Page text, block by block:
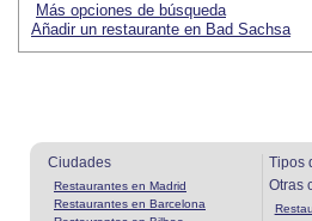
Más opciones de búsqueda
Añadir un restaurante en Bad Sachsa
Ciudades
Restaurantes en Madrid
Restaurantes en Barcelona
Tipos
Otras